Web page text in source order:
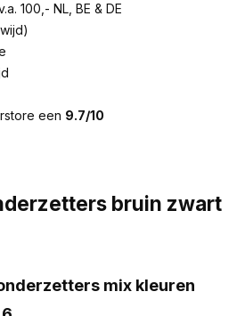
100,- NL, BE & DE
een 9.7/10
bruin zwart
mix kleuren